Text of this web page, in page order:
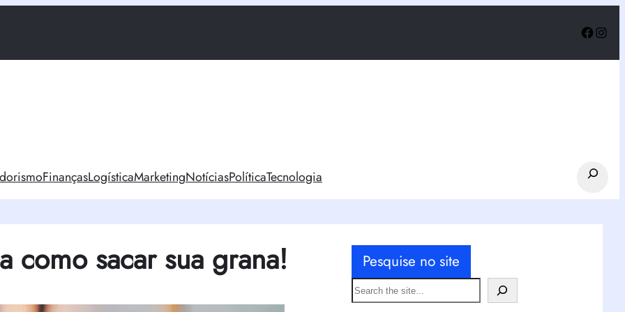
FinançasLogísticaMarketingNotíciasPolíticaTecnologia Search
como sacar sua grana! Pesquise no site
S
e